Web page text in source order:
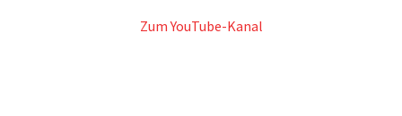
Zum YouTube-Kanal